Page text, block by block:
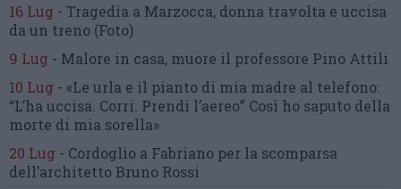
16 Lug - Tragedia a Marzocca, donna travolta e uccisa
da un treno (Foto)
9 Lug - Malore in casa, muore il professore Pino Attili
10 Lug - «Le urla e il pianto di mia madre al telefono:
“L’ha uccisa. Corri. Prendi l’aereo” Così ho saputo della
morte di mia sorella»
20 Lug - Cordoglio a Fabriano per la scomparsa
dell’architetto Bruno Rossi